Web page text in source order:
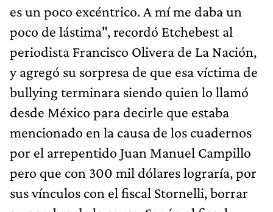
es un poco excéntrico. A mí me daba un
poco de lástima", recordó Etchebest al
periodista Francisco Olivera de La Nación,
y agregó su sorpresa de que esa víctima de
bullying terminara siendo quien lo llamó
desde México para decirle que estaba
mencionado en la causa de los cuadernos
por el arrepentido Juan Manuel Campillo
pero que con 300 mil dólares lograría, por
sus vínculos con el fiscal Stornelli, borrar